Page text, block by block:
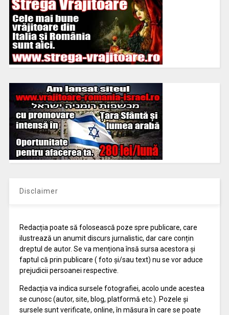
Disclaimer
Redacția poate să folosească poze spre publicare, care
ilustrează un anumit discurs jurnalistic, dar care conțin
dreptul de autor. Se va menționa însă sursa acestora și
faptul că prin publicare ( foto și/sau text) nu se vor aduce
prejudicii persoanei respective.
Redacția va indica sursele fotografiei, acolo unde acestea
se cunosc (autor, site, blog, platformă etc.). Pozele și
sursele sunt verificate, online, în măsura în care se poate